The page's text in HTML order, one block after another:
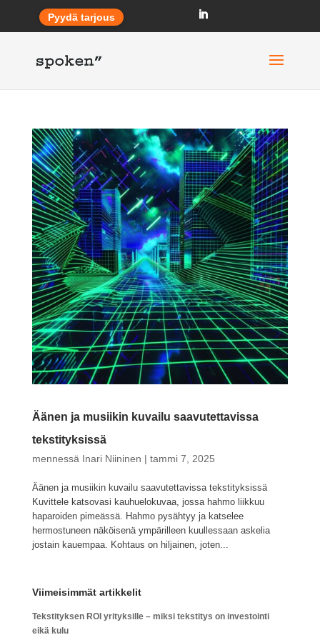
Pyydä tarjous
Äänen ja musiikin kuvailu saavutettavissa
tekstityksissä
mennessä Inari Niininen | tammi 7, 2025
Äänen ja musiikin kuvailu saavutettavissa tekstityksissä
Kuvittele katsovasi kauhuelokuvaa, jossa hahmo liikkuu
haparoiden pimeässä. Hahmo pysähtyy ja katselee
hermostuneen näköisenä ympärilleen kuullessaan askelia
jostain kauempaa. Kohtaus on hiljainen, joten...
Viimeisimmät artikkelit
Tekstityksen ROI yrityksille – miksi tekstitys on investointi
eikä kulu